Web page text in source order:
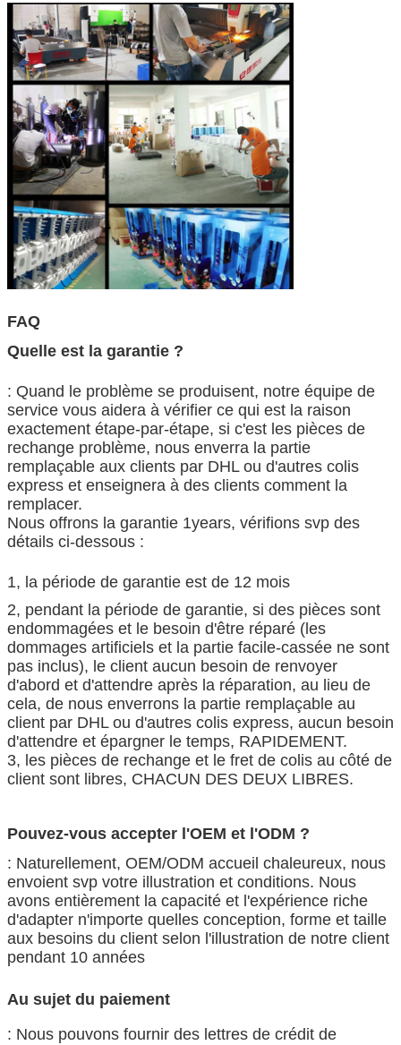
FAQ
Quelle est la garantie ?
: Quand le problème se produisent, notre équipe de
service vous aidera à vérifier ce qui est la raison
exactement étape-par-étape, si c'est les pièces de
rechange problème, nous enverra la partie
remplaçable aux clients par DHL ou d'autres colis
express et enseignera à des clients comment la
remplacer.
Nous offrons la garantie 1years, vérifions svp des
détails ci-dessous :
1, la période de garantie est de 12 mois
2, pendant la période de garantie, si des pièces sont
endommagées et le besoin d'être réparé (les
dommages artificiels et la partie facile-cassée ne sont
pas inclus), le client aucun besoin de renvoyer
d'abord et d'attendre après la réparation, au lieu de
cela, de nous enverrons la partie remplaçable au
client par DHL ou d'autres colis express, aucun besoin
d'attendre et épargner le temps, RAPIDEMENT.
3, les pièces de rechange et le fret de colis au côté de
client sont libres, CHACUN DES DEUX LIBRES.
Pouvez-vous accepter l'OEM et l'ODM ?
: Naturellement, OEM/ODM accueil chaleureux, nous
envoient svp votre illustration et conditions. Nous
avons entièrement la capacité et l'expérience riche
d'adapter n'importe quelles conception, forme et taille
aux besoins du client selon l'illustration de notre client
pendant 10 années
Au sujet du paiement
: Nous pouvons fournir des lettres de crédit de